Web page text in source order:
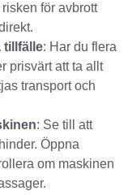
för avbrott
tillfälle: Har du flera
prisvärt att ta allt
transport och
: Se till att
Öppna
om maskinen